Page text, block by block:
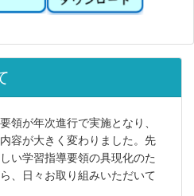
が年次進行で実施となり、
容が大きく変わりました。先
い学習指導要領の具現化のた
、日々お取り組みいただいて